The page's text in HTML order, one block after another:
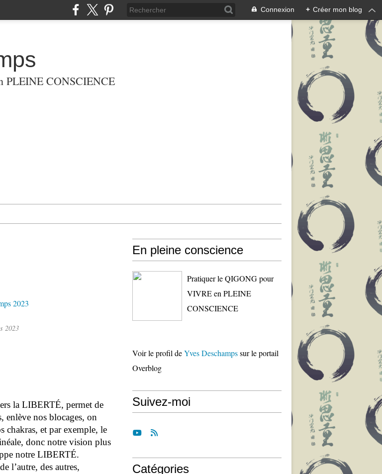
Connexion + Créer mon blog
PLEINE CONSCIENCE
2023
la LIBERTÉ, permet de
enlève nos blocages, on
chakras, et par exemple, le
donc notre vision plus
notre LIBERTÉ.
l’autre, des autres,
En pleine conscience
Pratiquer le QIGONG pour
VIVRE en PLEINE
CONSCIENCE
Voir le profil deYves Deschampssur le portail
Overblog
Suivez-moi
Catégories